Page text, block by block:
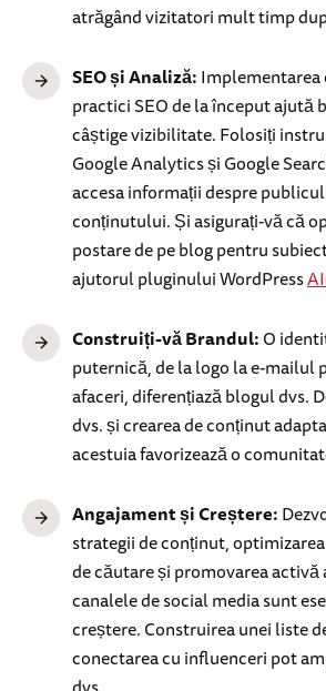
atrăgând vizitatori mult timp
SEO și Analiză:
practici SEO de la început ajută
câștige vizibilitate. Folosiți
Google Analytics și Google
accesa informații despre
conținutului. Și asigurați-vă că
postare de pe blog pentru
ajutorul pluginului WordPress
Construiți-vă Brandul:O
puternică, de la logo la e-mailul
afaceri, diferențiază blogul dvs.
dvs. și crearea de conținut
acestuia favorizează o
Angajament și Creștere:
strategii de conținut,
de căutare și promovarea activă
canalele de social media sunt
creștere. Construirea unei liste
conectarea cu influenceri pot